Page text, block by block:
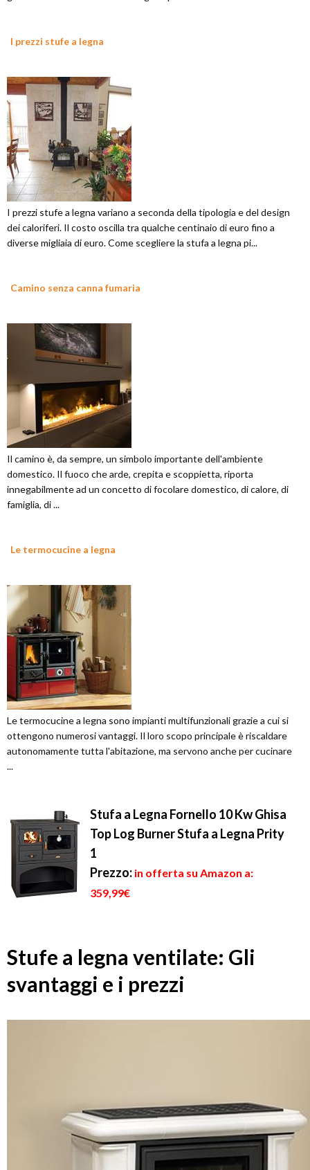
I prezzi stufe a legna
I prezzi stufe a legna variano a seconda della tipologia e del design
dei caloriferi. Il costo oscilla tra qualche centinaio di euro fino a
diverse migliaia di euro. Come scegliere la stufa a legna pi...
Camino senza canna fumaria
Il camino è, da sempre, un simbolo importante dell'ambiente
domestico. Il fuoco che arde, crepita e scoppietta, riporta
innegabilmente ad un concetto di focolare domestico, di calore, di
famiglia, di ...
Le termocucine a legna
Le termocucine a legna sono impianti multifunzionali grazie a cui si
ottengono numerosi vantaggi. Il loro scopo principale è riscaldare
autonomamente tutta l'abitazione, ma servono anche per cucinare
...
Stufa a Legna Fornello 10 Kw Ghisa
Top Log Burner Stufa a Legna Prity
1
Prezzo: in offerta su Amazon a:
359,99€
Stufe a legna ventilate: Gli
svantaggi e i prezzi